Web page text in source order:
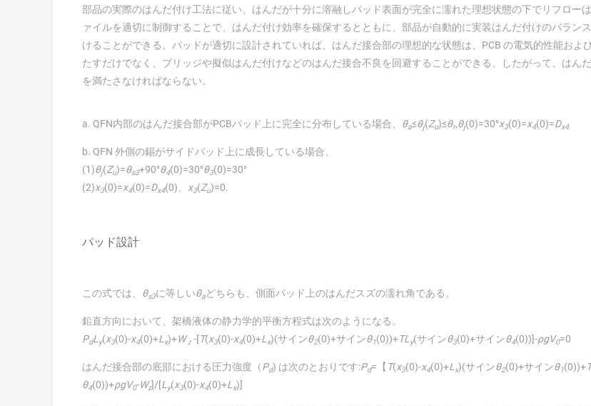
部品の実際のはんだ付け工法に従い、はんだが十分に溶融しパッド表面が完全に濡れた理想状態の下でリフロー
ァイルを適切に制御することで、はんだ付け効率を確保するとともに、部品が自動的に実装はんだ付けのバラン
けることができる。パッドが適切に設計されていれば、はんだ接合部の理想的な状態は、PCB の電気的性能およ
たすだけでなく、ブリッジや擬似はんだ付けなどのはんだ接合不良を回避することができる。したがって、はん
を満たさなければならない。
a. QFN内部のはんだ接合部がPCBパッド上に完全に分布している場合、 θa≤θj(Zu)≤θr,θj(0)=30°x3(0)=x4(0)=Dx4
b. QFN 外側の錫がサイドパッド上に成長している場合、
(1)θj(Zu)=θs3+90°θ4(0)=30°θ3(0)=30°
(2)x3(0)=x4(0)=Dx4(0)、 x3(Zu)=0.
パッド設計
この式では、 θs3に等しいθaどちらも、側面パッド上のはんだスズの濡れ角である。
鉛直方向において、架橋液体の静力学的平衡方程式は次のようになる。
PdL y(x3(0)-x4(0)+L x)+Wｚ -[T(x3(0)-x4(0)+L x)(サインθ2(0)+サインθ1(0))+TL y(サインθ3(0)+サインθ4(0))]-ρgV0=0
はんだ接合部の底部における圧力強度（Pd) は次のとおりです:Pd=【 T(x3(0)-x4(0)+L x)(サインθ2(0)+サインθ1(0))+
θ4(0))+ρgV0-Wz]/[L y(x3(0)-x4(0)+L x)]